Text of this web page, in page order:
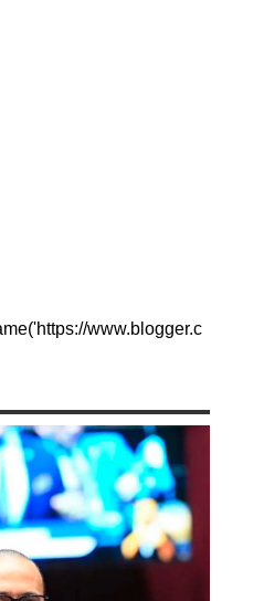
www.blogger.c